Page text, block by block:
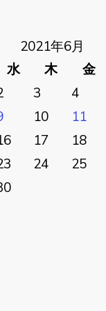
2021年6月
水 木 金
3 4
10 11
17 18
24 25